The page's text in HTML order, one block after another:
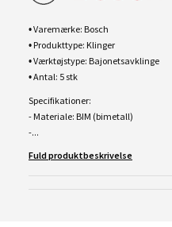
• Varemærke: Bosch
• Produkttype: Klinger
• Værktøjstype: Bajonetsavklinge
• Antal: 5 stk
Specifikationer:
- Materiale: BIM (bimetall)
-...
Fuld produktbeskrivelse